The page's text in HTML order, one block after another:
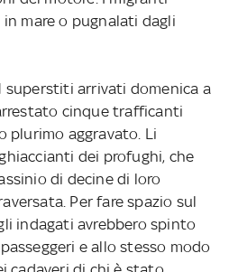
mare o pugnalati dagli
superstiti arrivati domenica a
cinque trafficanti
plurimo aggravato. Li
dei profughi, che
di decine di loro
Per fare spazio sul
indagati avrebbero spinto
e allo stesso modo